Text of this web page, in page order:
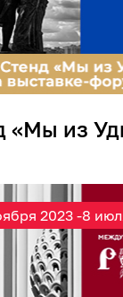
«Мы из
2023 -8